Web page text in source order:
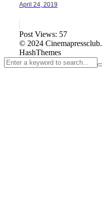
April 24, 2019
Post Views: 57
© 2024 Cinemapressclub.
HashThemes